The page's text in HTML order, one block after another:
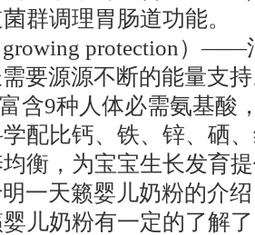
群调理胃肠道功能。
protection）——
要源源不断的能量支
含9种人体必需氨基酸
配比钙、铁、锌、硒
衡，为宝宝生长发育
一天籁婴儿奶粉的介
儿奶粉有一定的了解